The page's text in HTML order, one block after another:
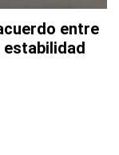
entre
estabilidad